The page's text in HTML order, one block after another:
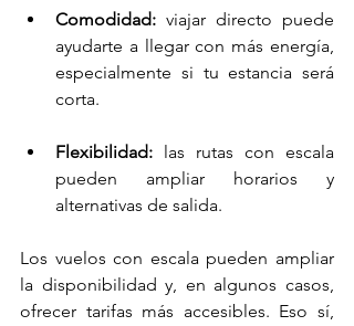
Comodidad: viajar directo puede
ayudarte a llegar con más energía,
especialmente si tu estancia será
corta.
Flexibilidad: las rutas con escala
pueden ampliar horarios y
alternativas de salida.
Los vuelos con escala pueden ampliar
la disponibilidad y, en algunos casos,
ofrecer tarifas más accesibles. Eso sí,